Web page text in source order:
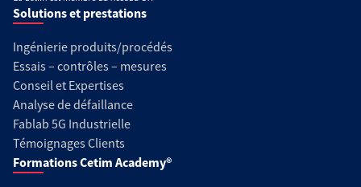
Solutions et prestations
Ingénierie produits/procédés
Essais – contrôles – mesures
Conseil et Expertises
Analyse de défaillance
Fablab 5G Industrielle
Témoignages Clients
Formations Cetim Academy®